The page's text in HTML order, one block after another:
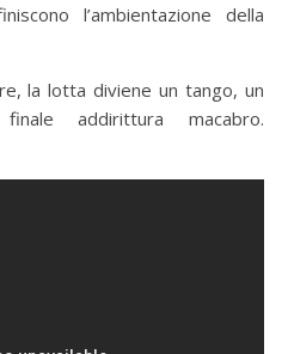
l’ambientazione della
la lotta diviene un tango, un
addirittura macabro.